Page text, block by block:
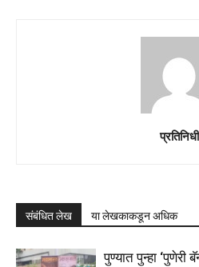
प्रतिनिधी
संबंधित लेख या लेखकाकडून अधिक
पुण्यात पुन्हा ‘पुणेरी